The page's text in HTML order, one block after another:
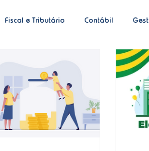
Fiscal e Tributário Contábil
Recursos Humanos
Transporte de Cargas CT-e